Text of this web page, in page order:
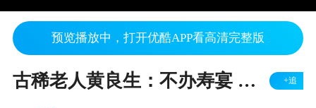
预览播放中，打开优酷APP看高清完整版
古稀老人黄良生：不办寿宴 办“农民文化节” +追